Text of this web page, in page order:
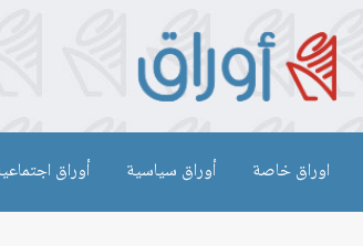
اوراق خاصة أوراق سياسية أوراق